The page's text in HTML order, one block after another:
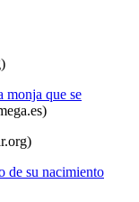
monja que se
de su nacimiento